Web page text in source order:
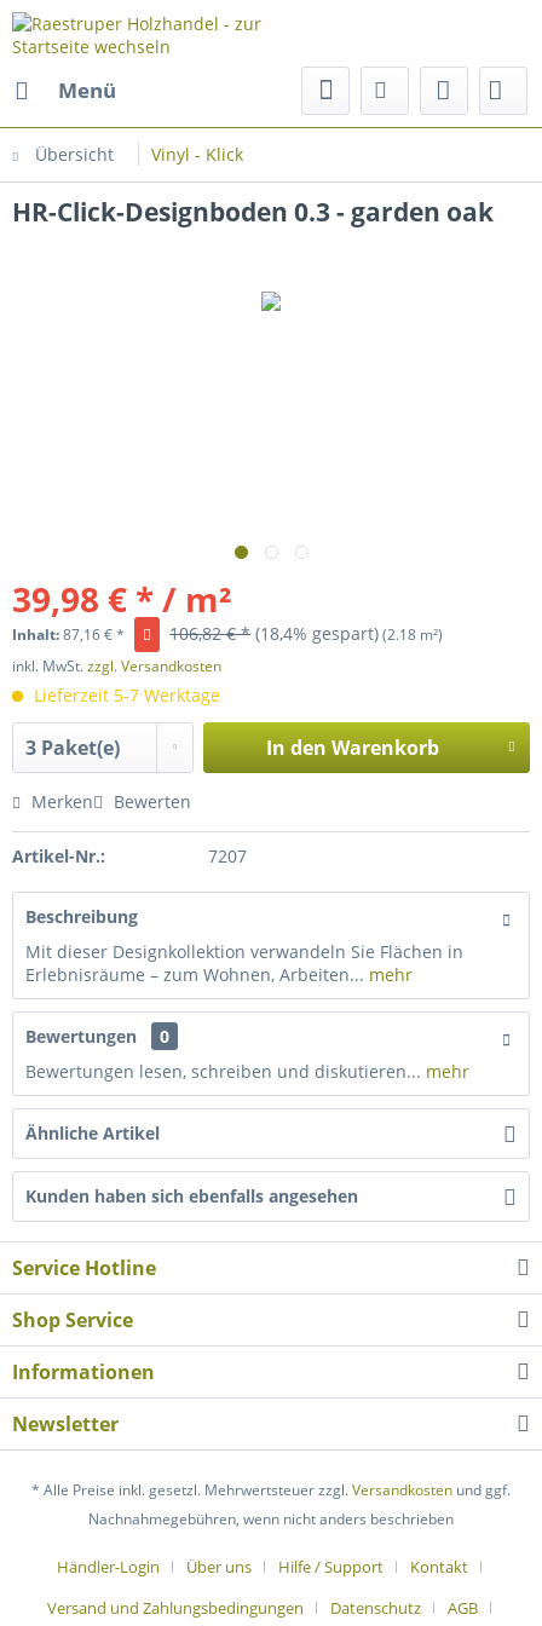
Menü
Übersicht Vinyl - Klick
HR-Click-Designboden 0.3 - garden oak
39,98 € * / m²
Inhalt:87,16 € * 106,82 € * (18,4% gespart)(2.18 m²)
inkl. MwSt.zzgl. Versandkosten
Lieferzeit 5-7 Werktage
In den Warenkorb
Merken Bewerten
Artikel-Nr.: 7207
Beschreibung
Mit dieser Designkollektion verwandeln Sie Flächen in
Erlebnisräume – zum Wohnen, Arbeiten... mehr
Bewertungen
0
Bewertungen lesen, schreiben und diskutieren... mehr
Ähnliche Artikel
Kunden haben sich ebenfalls angesehen
Service Hotline
Shop Service
Informationen
Newsletter
* Alle Preise inkl. gesetzl. Mehrwertsteuer zzgl.Versandkosten und ggf.
Nachnahmegebühren, wenn nicht anders beschrieben
Händler-Login Über uns Hilfe / Support
Kontakt
Versand und Zahlungsbedingungen
Datenschutz AGB